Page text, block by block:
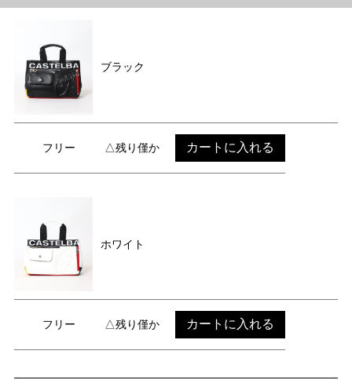
ブラック
フリー △残り僅か カートに入れる
ホワイト
フリー △残り僅か カートに入れる